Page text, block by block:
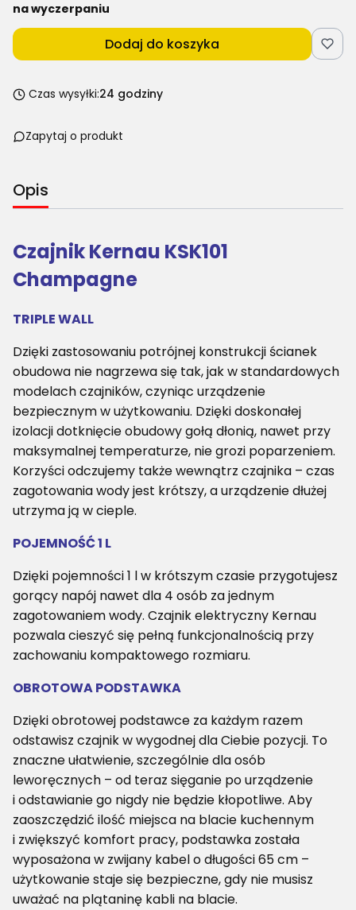
na wyczerpaniu
Dodaj do koszyka
Czas wysyłki:24 godziny
Zapytaj o produkt
Opis
Czajnik Kernau KSK101
Champagne
TRIPLE WALL
Dzięki zastosowaniu potrójnej konstrukcji ścianek
obudowa nie nagrzewa się tak, jak w standardowych
modelach czajników, czyniąc urządzenie
bezpiecznym w użytkowaniu. Dzięki doskonałej
izolacji dotknięcie obudowy gołą dłonią, nawet przy
maksymalnej temperaturze, nie grozi poparzeniem.
Korzyści odczujemy także wewnątrz czajnika – czas
zagotowania wody jest krótszy, a urządzenie dłużej
utrzyma ją w cieple.
POJEMNOŚĆ 1 L
Dzięki pojemności 1 l w krótszym czasie przygotujesz
gorący napój nawet dla 4 osób za jednym
zagotowaniem wody. Czajnik elektryczny Kernau
pozwala cieszyć się pełną funkcjonalnością przy
zachowaniu kompaktowego rozmiaru.
OBROTOWA PODSTAWKA
Dzięki obrotowej podstawce za każdym razem
odstawisz czajnik w wygodnej dla Ciebie pozycji. To
znaczne ułatwienie, szczególnie dla osób
leworęcznych – od teraz sięganie po urządzenie
i odstawianie go nigdy nie będzie kłopotliwe. Aby
zaoszczędzić ilość miejsca na blacie kuchennym
i zwiększyć komfort pracy, podstawka została
wyposażona w zwijany kabel o długości 65 cm –
użytkowanie staje się bezpieczne, gdy nie musisz
uważać na plątaninę kabli na blacie.